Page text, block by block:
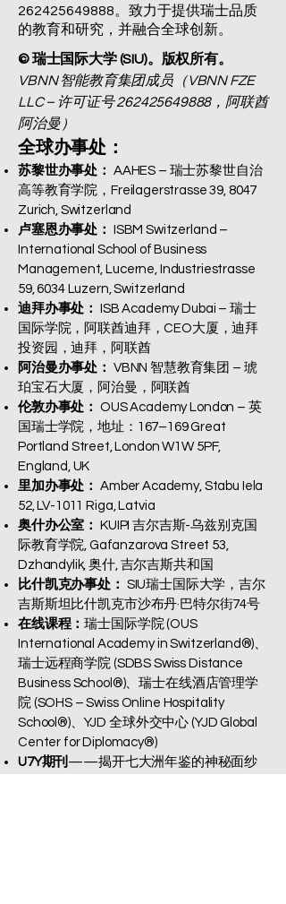
262425649888。致力于提供瑞士品质
的教育和研究，并融合全球创新。
© 瑞士国际大学 (SIU)。版权所有。
VBNN 智能教育集团成员（VBNN FZE
LLC – 许可证号262425649888，阿联酋
阿治曼）
全球办事处：
苏黎世办事处： AAHES – 瑞士苏黎世自治
高等教育学院，Freilagerstrasse 39, 8047
Zurich, Switzerland
卢塞恩办事处：
ISBM Switzerland –
International School of Business
Management, Lucerne, Industriestrasse
59, 6034 Luzern, Switzerland
迪拜办事处：
ISB Academy Dubai – 瑞士
国际学院，阿联酋迪拜，CEO大厦，迪拜
投资园，迪拜，阿联酋
阿治曼办事处： VBNN 智慧教育集团 – 琥
珀宝石大厦，阿治曼，阿联酋
伦敦办事处： OUS Academy London – 英
国瑞士学院，地址：167–169 Great
Portland Street, London W1W 5PF,
England, UK
里加办事处： Amber Academy, Stabu Iela
52, LV-1011 Riga, Latvia
奥什办公室：
KUIPI 吉尔吉斯-乌兹别克国
际教育学院, Gafanzarova Street 53,
Dzhandylik, 奥什, 吉尔吉斯共和国
比什凯克办事处： SIU瑞士国际大学，吉尔
吉斯斯坦比什凯克市沙布丹·巴特尔街74号
在线课程：瑞士国际学院 (OUS
International Academy in Switzerland®)、
瑞士远程商学院 (SDBS Swiss Distance
Business School®)、瑞士在线酒店管理学
院 (SOHS – Swiss Online Hospitality
School®)、YJD 全球外交中心 (YJD Global
Center for Diplomacy®)
U7Y期刊 ——揭开七大洲年鉴的神秘面纱